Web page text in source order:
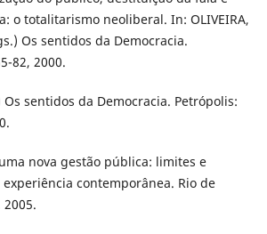
o totalitarismo neoliberal. In: OLIVEIRA,
Os sentidos da Democracia.
82, 2000.
Os sentidos da Democracia. Petrópolis:
uma nova gestão pública: limites e
contemporânea. Rio de
2005.